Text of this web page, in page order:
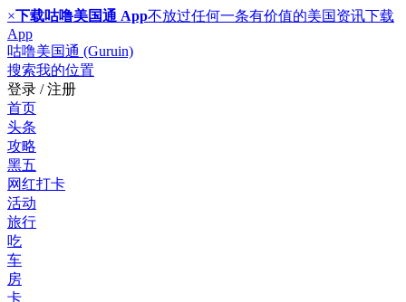
×下载咕噜美国通 App不放过任何一条有价值的美国资讯下载
App
咕噜美国通 (Guruin)
搜索我的位置
登录 / 注册
首页
头条
攻略
黑五
网红打卡
活动
旅行
吃
车
房
卡